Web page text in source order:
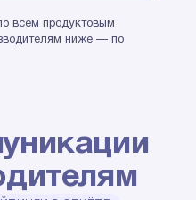
всем продуктовым
ниже — по